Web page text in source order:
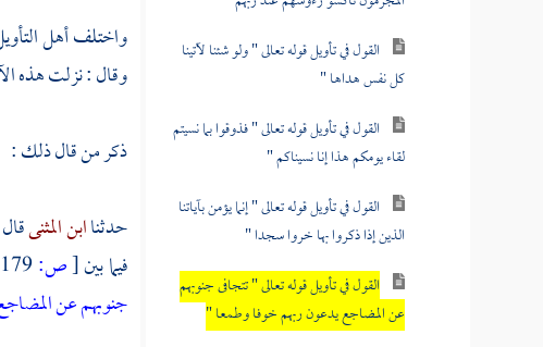
القول في تأويل قوله تعالى " ولو شئنا لآتينا
كل نفس هداها "
القول في تأويل قوله تعالى " فذوقوا بما نسيتم
لقاء يومكم هذا إنا نسيناكم "
القول في تأويل قوله تعالى " إنما يؤمن بآياتنا
الذين إذا ذكروا بها خروا سجدا "
القول في تأويل قوله تعالى " تتجافى جنوبهم
عن المضاجع يدعون ربهم خوفا وطمعا "
واختلف أهل
وقال : نزلت هذه
ذكر من قال ذلك :
حدثناابن المثنى
فيما بين[ص:
جنوبهم عن